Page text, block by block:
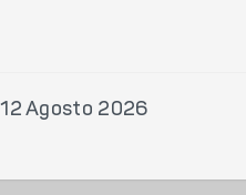
Agosto 2026